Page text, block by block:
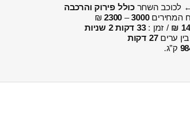
← לכוכב השחרכולל פירוק והרכבה
המחירים3000
–
2300
₪
/ זמן :33 דקות 2 שניות
ערים27 דקות
ק”ג.